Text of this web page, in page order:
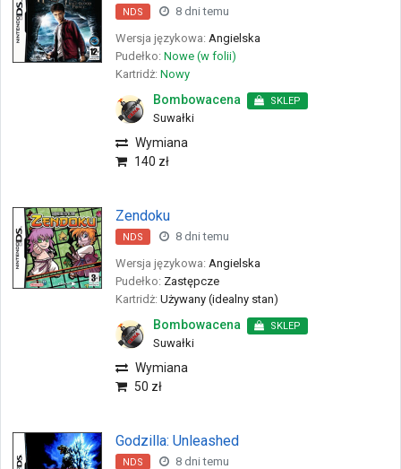
NDS
8 dni temu
Wersja językowa: Angielska
Pudełko: Nowe (w folii)
Kartridż: Nowy
Bombowacena SKLEP
Suwałki
Wymiana
140 zł
Zendoku
NDS
8 dni temu
Wersja językowa: Angielska
Pudełko: Zastępcze
Kartridż: Używany (idealny stan)
Bombowacena SKLEP
Suwałki
Wymiana
50 zł
Godzilla: Unleashed
NDS
8 dni temu